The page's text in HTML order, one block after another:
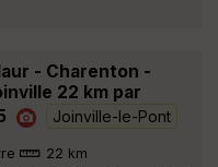
- Charenton -
22 km par
Joinville-le-Pont
22 km